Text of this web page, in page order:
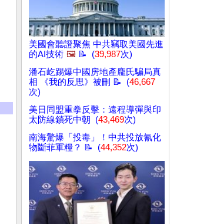
美國會聽證聚焦 中共竊取美國先進
的AI技術 🖼️ 📝 (39,987次)
潘石屹踢爆中國房地產龐氏騙局真
相 《我的反思》被刪 📝 (46,667
次)
美日同盟重拳反擊：遠程導彈與印
太防線鎖死中朝 (43,469次)
南海驚爆「投毒」！中共投放氰化
物斷菲軍糧？ 📝 (44,352次)